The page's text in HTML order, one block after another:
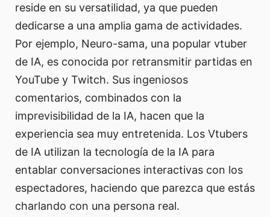
reside en su versatilidad, ya que pueden
dedicarse a una amplia gama de actividades.
Por ejemplo, Neuro-sama, una popular vtuber
de IA, es conocida por retransmitir partidas en
YouTube y Twitch. Sus ingeniosos
comentarios, combinados con la
imprevisibilidad de la IA, hacen que la
experiencia sea muy entretenida. Los Vtubers
de IA utilizan la tecnología de la IA para
entablar conversaciones interactivas con los
espectadores, haciendo que parezca que estás
charlando con una persona real.